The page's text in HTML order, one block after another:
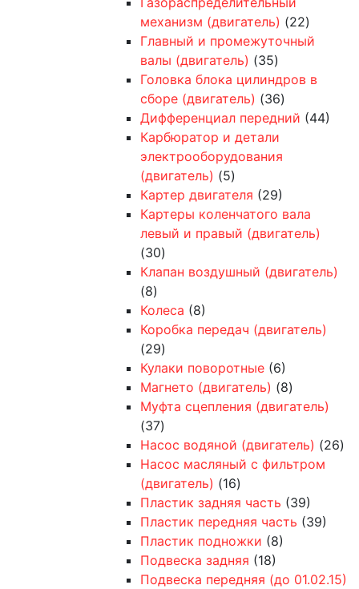
механизм (двигатель) (22)
Главный и промежуточный
валы (двигатель) (35)
Головка блока цилиндров в
сборе (двигатель) (36)
Дифференциал передний (44)
Карбюратор и детали
электрооборудования
(двигатель) (5)
Картер двигателя (29)
Картеры коленчатого вала
левый и правый (двигатель)
(30)
Клапан воздушный (двигатель)
(8)
Колеса (8)
Коробка передач (двигатель)
(29)
Кулаки поворотные (6)
Магнето (двигатель) (8)
Муфта сцепления (двигатель)
(37)
Насос водяной (двигатель) (26)
Насос масляный с фильтром
(двигатель) (16)
Пластик задняя часть (39)
Пластик передняя часть (39)
Пластик подножки (8)
Подвеска задняя (18)
Подвеска передняя (до 01.02.15)